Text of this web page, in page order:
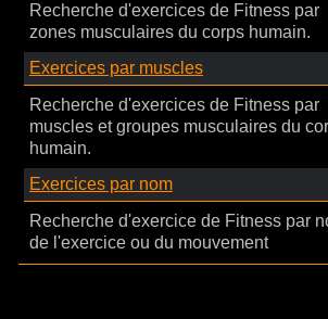
Recherche d'exercices de Fitness par
zones musculaires du corps humain.
Exercices par muscles
Recherche d'exercices de Fitness par
muscles et groupes musculaires du
humain.
Exercices par nom
Recherche d'exercice de Fitness par
de l'exercice ou du mouvement